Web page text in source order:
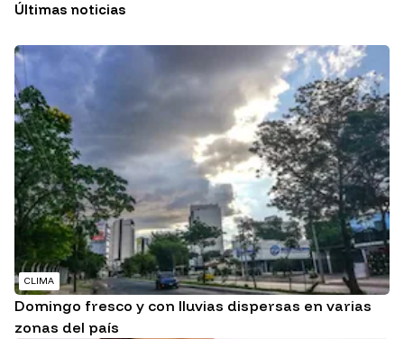
Últimas noticias
CLIMA
Domingo fresco y con lluvias dispersas en varias
zonas del país